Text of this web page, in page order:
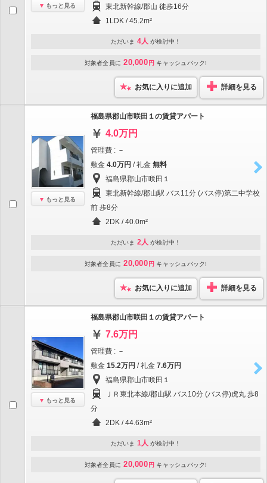
もっと見る
東北新幹線/郡山 徒歩16分
1LDK / 45.2m²
ただいま 4人 が検討中！
対象者全員に 20,000 円 キャッシュバック!
お気に入りに追加 詳細を見る
もっと見る
福島県郡山市咲田１の賃貸アパート
4.0万円
管理費 : －
敷金 4.0万円 / 礼金 無料
福島県郡山市咲田１
東北新幹線/郡山駅 バス11分 (バス停)第二中学校
前 歩8分
2DK / 40.0m²
ただいま 2人 が検討中！
対象者全員に 20,000 円 キャッシュバック!
お気に入りに追加 詳細を見る
もっと見る
福島県郡山市咲田１の賃貸アパート
7.6万円
管理費 : －
敷金 15.2万円 / 礼金 7.6万円
福島県郡山市咲田１
ＪＲ東北本線/郡山駅 バス10分 (バス停)虎丸 歩8
分
2DK / 44.63m²
ただいま 1人 が検討中！
対象者全員に 20,000 円 キャッシュバック!